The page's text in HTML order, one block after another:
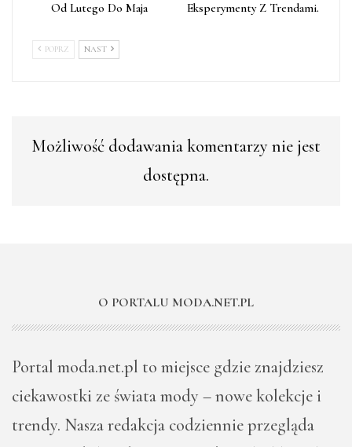
Od Lutego Do Maja
Eksperymenty Z Trendami.
POPRZ NAST
Możliwość dodawania komentarzy nie jest
dostępna.
O PORTALU MODA.NET.PL
Portal moda.net.pl to miejsce gdzie znajdziesz
ciekawostki ze świata mody – nowe kolekcje i
trendy. Nasza redakcja codziennie przegląda